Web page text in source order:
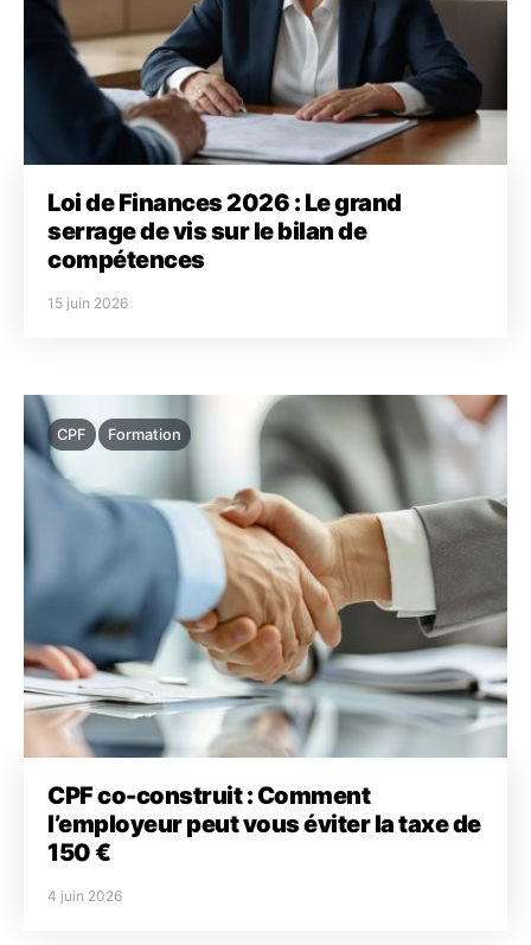
Loi de Finances 2026 : Le grand
serrage de vis sur le bilan de
compétences
15 juin 2026
CPF Formation
CPF co-construit : Comment
l’employeur peut vous éviter la taxe de
150 €
4 juin 2026